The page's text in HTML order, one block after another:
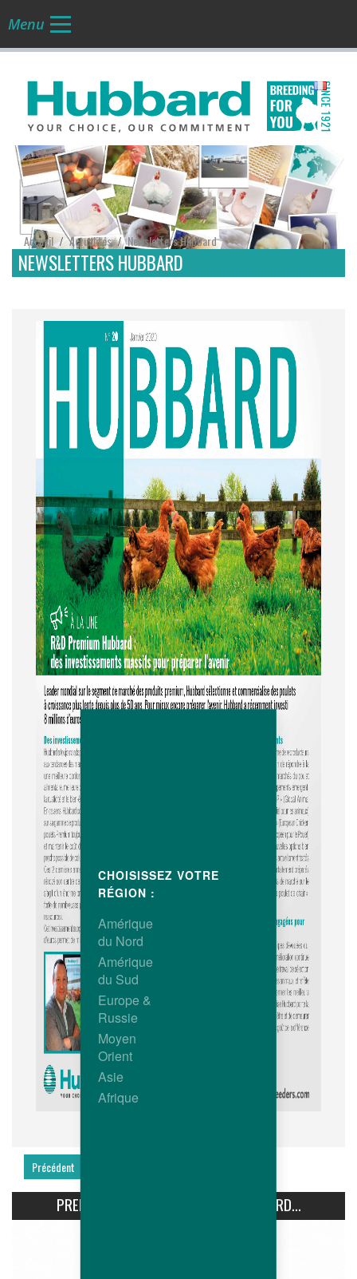
FR
Menu
Accueil/Actualités/Newsletters Hubbard
NEWSLETTERS HUBBARD
Précédent
PREMIÈRE CONFÉRENCE AVIPRO HUBBARD...
CHOISISSEZ VOTRE
RÉGION :
Amérique
du Nord
Amérique
du Sud
Europe &
Russie
Moyen
Orient
Asie
Afrique